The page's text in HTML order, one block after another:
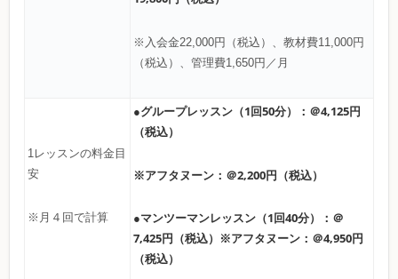
※入会金22,000円（税込）、教材費11,000円
（税込）、管理費1,650円／月
1レッスンの料金目
安
※月４回で計算
●グループレッスン（1回50分）：＠4,125円
（税込）
※アフタヌーン：＠2,200円（税込）
●マンツーマンレッスン（1回40分）：＠
7,425円（税込）※アフタヌーン：＠4,950円
（税込）